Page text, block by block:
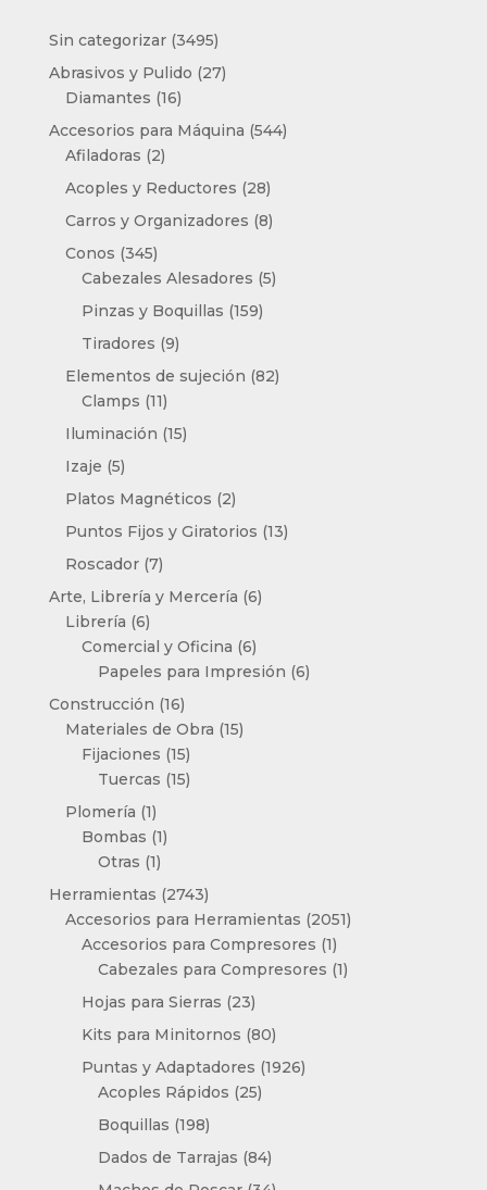
Sin categorizar 34953495
productos
Abrasivos y Pulido 2727
Diamantes 1616
productos
Accesorios para Máquina 544544
Afiladoras 22
productos
Acoples y Reductores 2828
productos
Carros y Organizadores 88
Conos 345345
productos
Cabezales Alesadores 55
Pinzas y Boquillas 159159
Tiradores 99
productos
Elementos de sujeción 8282
Clamps 1111
productos
Iluminación 1515
Izaje 55
productos
Platos Magnéticos 22
productos
Puntos Fijos y Giratorios 1313
Roscador 77
productos
Arte, Librería y Mercería 66
Librería 66
productos
Comercial y Oficina 66
productos
Papeles para Impresión 66
Construcción 1616
productos
Materiales de Obra 1515
Fijaciones 1515
productos
Tuercas 1515
Plomería 11
producto
Bombas 11
Otras 11
producto
Herramientas 27432743
productos
Accesorios para Herramientas 20512051
Accesorios para Compresores 11
producto
Cabezales para Compresores 11
Hojas para Sierras 2323
productos
Kits para Minitornos 8080
productos
Puntas y Adaptadores 19261926
Acoples Rápidos 2525
Boquillas 198198
productos
Dados de Tarrajas 8484
productos